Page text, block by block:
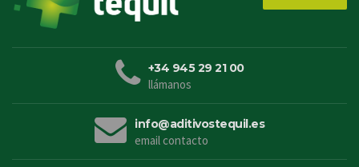
+34 945 29 21 00
llámanos
info@aditivostequil.es
email contacto